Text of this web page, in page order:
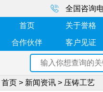
全国咨询
首页 关于誉格
合作伙伴 客户见证
首页 > 新闻资讯 > 压铸工艺